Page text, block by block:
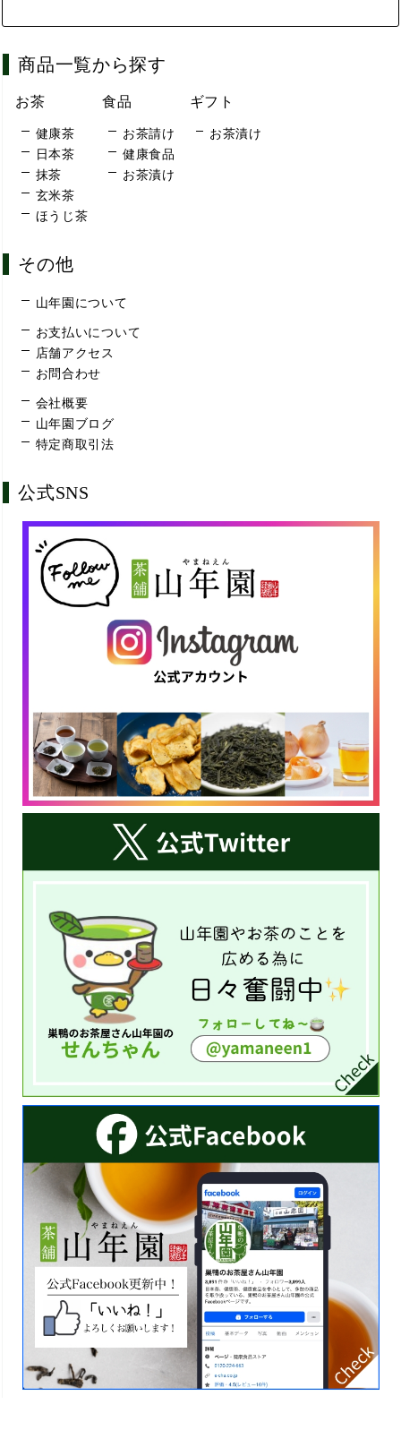
商品一覧から探す
お茶
健康茶
日本茶
抹茶
玄米茶
ほうじ茶
食品
お茶請け
健康食品
お茶漬け
ギフト
お茶漬け
その他
山年園について
お支払いについて
店舗アクセス
お問合わせ
会社概要
山年園ブログ
特定商取引法
公式SNS